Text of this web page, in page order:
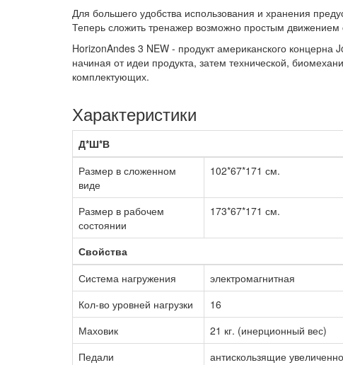
Для большего удобства использования и хранения
Теперь сложить тренажер возможно простым
HorizonAndes 3 NEW - продукт американского концерна
начиная от идеи продукта, затем технической,
комплектующих.
Характеристики
Д*Ш*В
Размер в сложенном
виде
102*67*171 см.
Размер в рабочем
состоянии
173*67*171 см.
Свойства
Система нагружения
электромагнитная
Кол-во уровней нагрузки
16
Маховик
21 кг. (инерционный вес)
Педали
антискользящие